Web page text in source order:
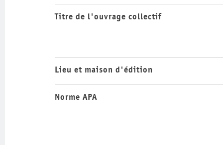
Titre de l'ouvrage collectif
Lieu et maison d'édition
Norme APA